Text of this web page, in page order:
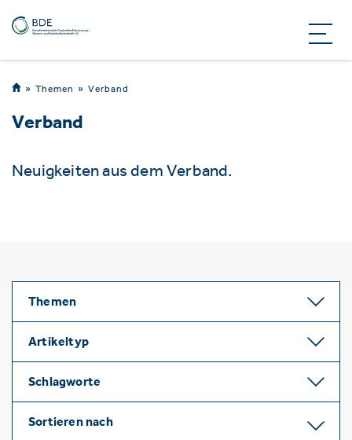
Themen Verband
Verband
Neuigkeiten aus dem Verband.
Themen
Artikeltyp
Schlagworte
Sortieren nach